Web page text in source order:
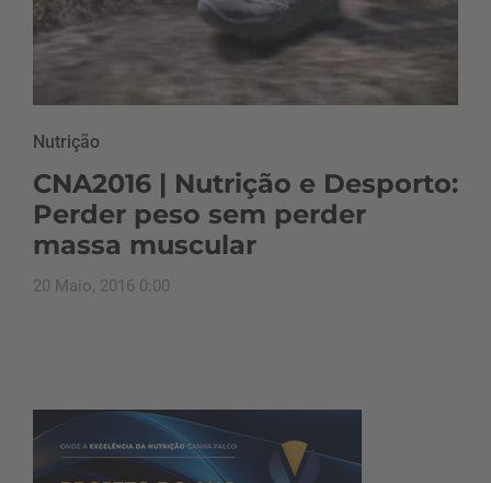
Nutrição
CNA2016 | Nutrição e Desporto:
Perder peso sem perder
massa muscular
20 Maio, 2016 0:00